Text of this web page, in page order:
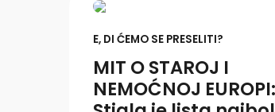
E, DI ĆEMO SE PRESELITI?
MIT O STAROJ I
NEMOĆNOJ EUROPI: